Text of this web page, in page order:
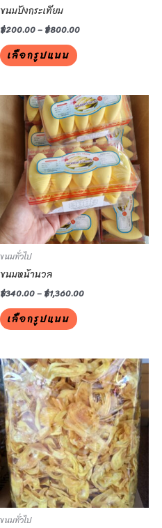
ขนมปังกระเทียม
฿200.00–฿800.00
เลือกรูปแบบ
the
product
page
ขนมทั่วไป
ขนมหน้านวล
฿340.00–฿1,360.00
เลือกรูปแบบ
This
product
has
multiple
variants.
The
options
may
be
the
product
page
ขนมทั่วไป
This
product
has
multiple
variants.
The
options
may
be